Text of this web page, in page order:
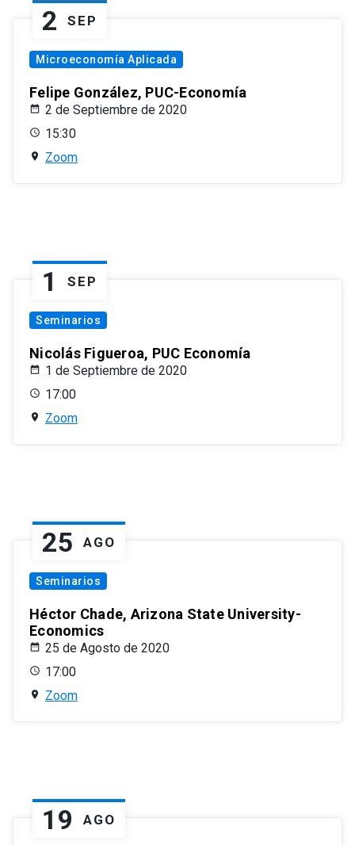
2 SEP
Microeconomía Aplicada
Felipe González, PUC-Economía
2 de Septiembre de 2020
15:30
Zoom
1 SEP
Seminarios
Nicolás Figueroa, PUC Economía
1 de Septiembre de 2020
17:00
Zoom
25 AGO
Seminarios
Héctor Chade, Arizona State University-
Economics
25 de Agosto de 2020
17:00
Zoom
19 AGO